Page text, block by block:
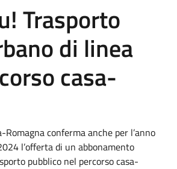
Trasporto
di linea
casa-
Romagna conferma anche per l’anno
l’offerta di un abbonamento
pubblico nel percorso casa-